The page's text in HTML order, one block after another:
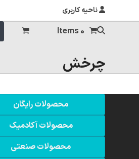
ناحیه کاربری
0 Items
چرخش
محصولات رایگان
محصولات آکادمیک
محصولات صنعتی